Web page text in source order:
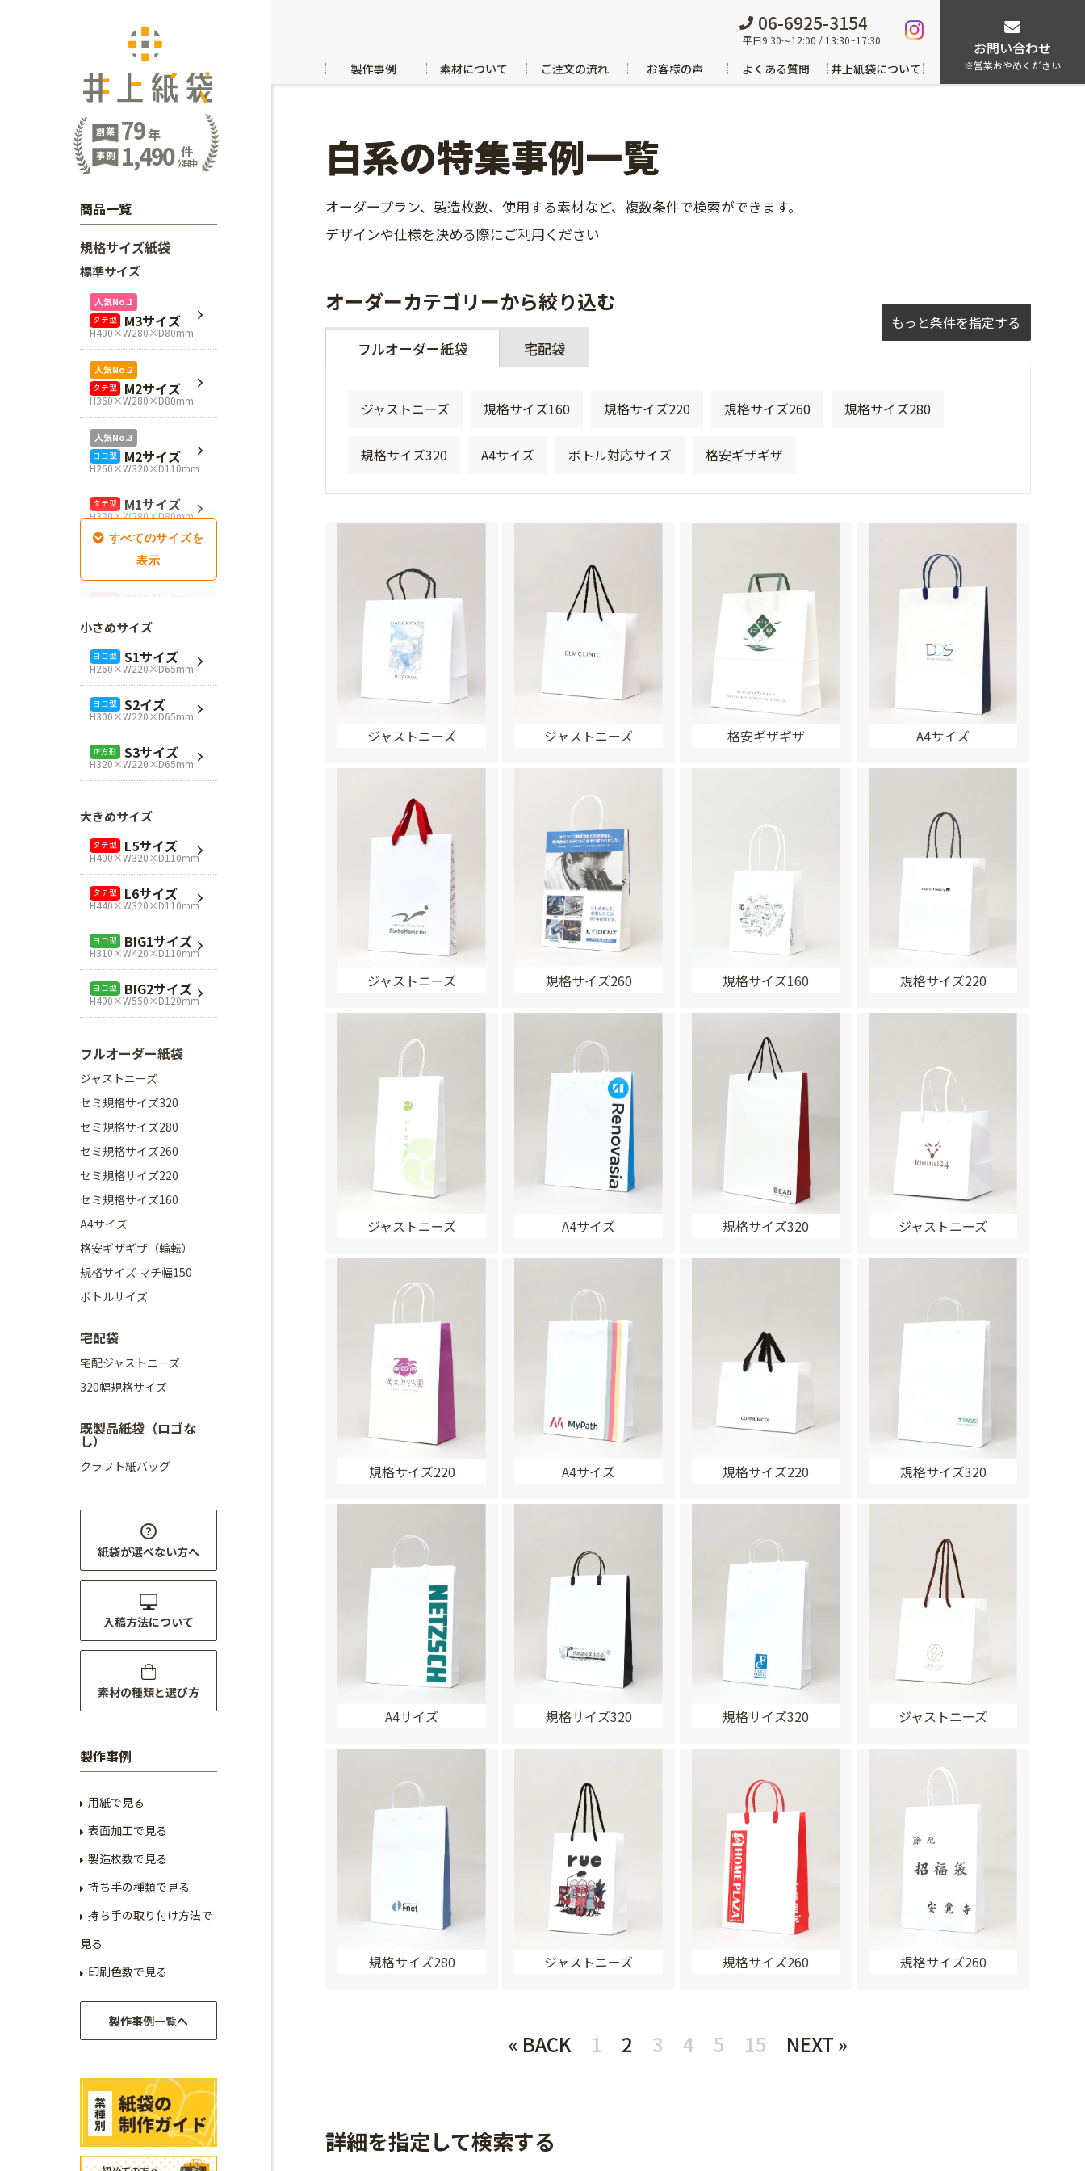
お問い合わせ
※営業おやめください
06-6925-3154
平日9:30～12:00 / 13:30~17:30
製作事例 素材について ご注文の流れ お客様の声 よくある質問 井上紙袋について
白系の特集事例一覧
オーダープラン、製造枚数、使用する素材など、複数条件で検索ができます。
デザインや仕様を決める際にご利用ください
オーダーカテゴリーから絞り込む
フルオーダー紙袋 宅配袋
ジャストニーズ 規格サイズ160 規格サイズ220 規格サイズ260 規格サイズ280
規格サイズ320 A4サイズ ボトル対応サイズ 格安ギザギザ
もっと条件を指定する
ジャストニーズ ジャストニーズ 格安ギザギザ A4サイズ
ジャストニーズ 規格サイズ260 規格サイズ160 規格サイズ220
ジャストニーズ A4サイズ 規格サイズ320 ジャストニーズ
規格サイズ220 A4サイズ 規格サイズ220 規格サイズ320
A4サイズ 規格サイズ320 規格サイズ320 ジャストニーズ
規格サイズ280 ジャストニーズ 規格サイズ260 規格サイズ260
« BACK 1 2 3 4 5 15 NEXT »
詳細を指定して検索する
創業 79年
事例 1,490 件
公開中
商品一覧
規格サイズ紙袋
標準サイズ
人気No.1
タテ型 M3サイズ
H400×W280×D80mm
人気No.2
タテ型 M2サイズ
H360×W280×D80mm
人気No.3
ヨコ型 M2サイズ
H260×W320×D110mm
タテ型 M1サイズ
H320×W280×D80mm
SM1サイズ
H280×W260×D100mm
SM3サイズ
H360×W260×D100mm
L4サイズ
H360×W320×D110mm
L1サイズ
H240×W320×D110mm
正方形 Mスクエア
H280×W280×D80mm
正方形 Lスクエア
H320×W320×D110mm
小さめサイズ
ヨコ型 S1サイズ
H260×W220×D65mm
ヨコ型 S2イズ
H300×W220×D65mm
正方形 S3サイズ
H320×W220×D65mm
大きめサイズ
タテ型 L5サイズ
H400×W320×D110mm
タテ型 L6サイズ
H440×W320×D110mm
ヨコ型 BIG1サイズ
H310×W420×D110mm
ヨコ型 BIG2サイズ
H400×W550×D120mm
フルオーダー紙袋
ジャストニーズ
セミ規格サイズ320
セミ規格サイズ280
セミ規格サイズ260
セミ規格サイズ220
セミ規格サイズ160
A4サイズ
格安ギザギザ（輪転）
規格サイズ マチ幅150
ボトルサイズ
宅配袋
宅配ジャストニーズ
320幅規格サイズ
既製品紙袋（ロゴな
し）
クラフト紙バッグ
紙袋が選べない方へ
入稿方法について
素材の種類と選び方
製作事例
用紙で見る
表面加工で見る
製造枚数で見る
持ち手の種類で見る
持ち手の取り付け方法で
見る
印刷色数で見る
製作事例一覧へ